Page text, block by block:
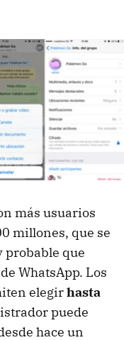
más usuarios
millones, que se
probable que
WhatsApp. Los
elegirhasta
puede
hace un